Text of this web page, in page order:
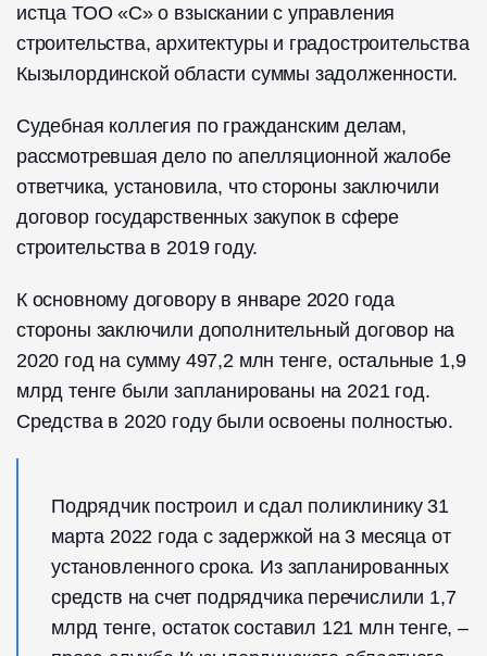
истца ТОО «С» о взыскании с управления
строительства, архитектуры и градостроительства
Кызылординской области суммы задолженности.
Судебная коллегия по гражданским делам,
рассмотревшая дело по апелляционной жалобе
ответчика, установила, что стороны заключили
договор государственных закупок в сфере
строительства в 2019 году.
К основному договору в январе 2020 года
стороны заключили дополнительный договор на
2020 год на сумму 497,2 млн тенге, остальные 1,9
млрд тенге были запланированы на 2021 год.
Средства в 2020 году были освоены полностью.
Подрядчик построил и сдал поликлинику 31
марта 2022 года с задержкой на 3 месяца от
установленного срока. Из запланированных
средств на счет подрядчика перечислили 1,7
млрд тенге, остаток составил 121 млн тенге, –